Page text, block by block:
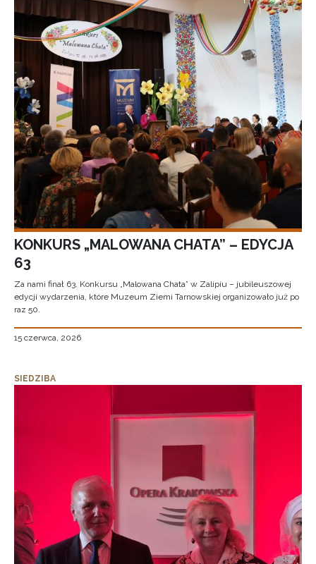
KONKURS „MALOWANA CHATA” – EDYCJA
63
Za nami finał 63. Konkursu „Malowana Chata” w Zalipiu – jubileuszowej
edycji wydarzenia, które Muzeum Ziemi Tarnowskiej organizowało już po
raz 50.
15 czerwca, 2026
SIEDZIBA